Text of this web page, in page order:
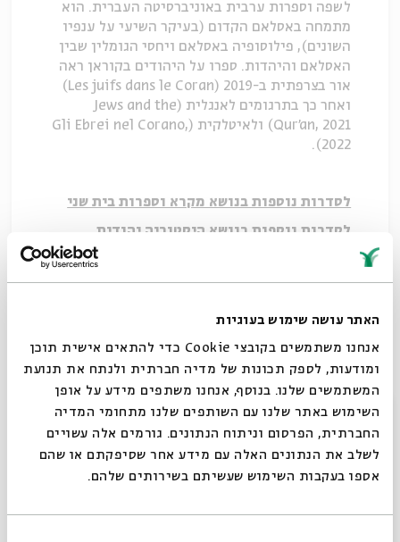
האתר עושה שימוש בעוגיות
אנחנו משתמשים בקובצי Cookie כדי להתאים אישית תוכן
ומודעות, לספק תכונות של מדיה חברתית ולנתח את תנועת
המשתמשים שלנו. בנוסף, אנחנו משתפים מידע על אופן
השימוש באתר שלנו עם השותפים שלנו מתחומי המדיה
החברתית, הפרסום וניתוח הנתונים. גורמים אלה עשויים
לשלב את הנתונים האלה עם מידע אחר שסיפקתם או שהם
אספו בעקבות השימוש שעשיתם בשירותים שלהם.
לשפה וספרות ערבית באוניברסיטה העברית. הוא
מתמחה באסלאם הקדום (בעיקר השיעי על ענפיו
השונים), פילוסופיה באסלאם ויחסי הגומלין שבין
האסלאם והיהדות. ספרו על היהודים בקוראן ראה
אור בצרפתית ב-2019 (Les juifs dans le Coran)
ואחר כך בתרגומים לאנגלית (Jews and the
Qur’an, 2021) ולאיטלקית (Gli Ebrei nel Corano,
2022).
לסדרות נוספות בנושא מקרא וספרות בית שני
לסדרות נוספות בנושא היסטוריה יהודית
שיתוף
היסטוריה יהודית
סגור